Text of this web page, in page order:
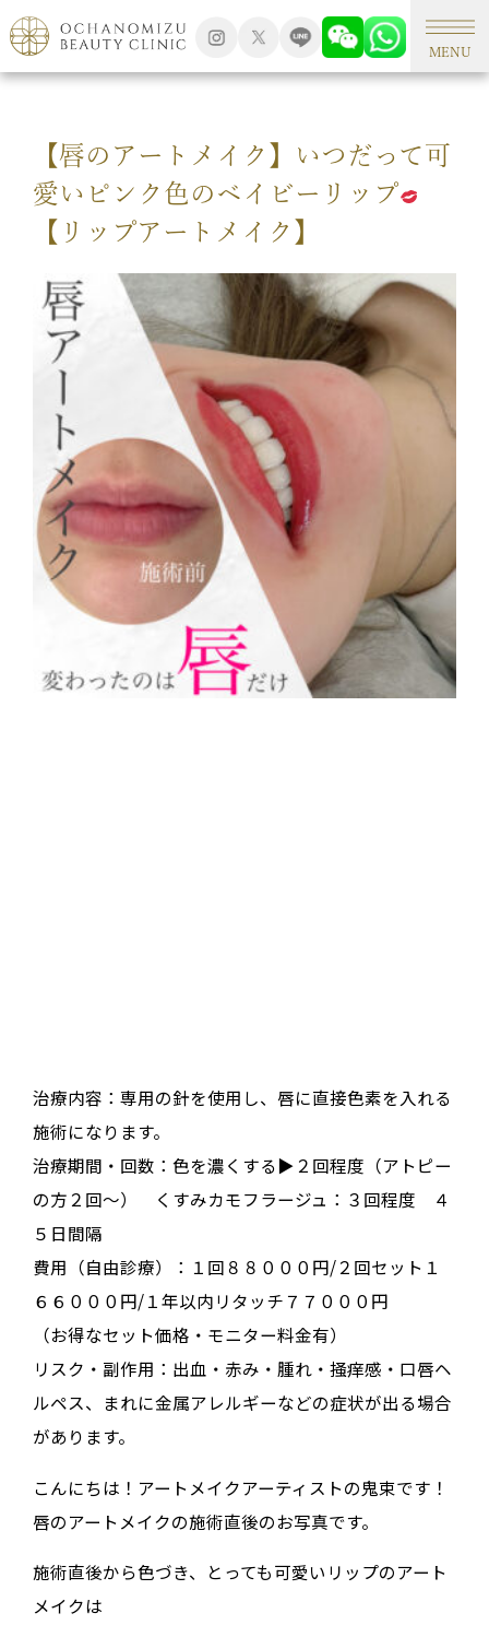
MENU
TOP アートメイク
【唇のアートメイク】いつだって可
愛いピンク色のベイビーリップ
【リップアートメイク】
治療内容：専用の針を使用し、唇に直接色素を入れる
施術になります。
治療期間・回数：色を濃くする▶︎２回程度（アトピー
の方２回〜） くすみカモフラージュ：３回程度 ４
５日間隔
費用（自由診療）：１回８８０００円/２回セット１
６６０００円/１年以内リタッチ７７０００円
（お得なセット価格・モニター料金有）
リスク・副作用：出血・赤み・腫れ・掻痒感・口唇ヘ
ルペス、まれに金属アレルギーなどの症状が出る場合
があります。
こんにちは！アートメイクアーティストの鬼束です！
唇のアートメイクの施術直後のお写真です。
施術直後から色づき、とっても可愛いリップのアート
メイクは